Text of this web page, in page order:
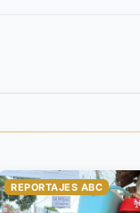
REPORTAJES ABC